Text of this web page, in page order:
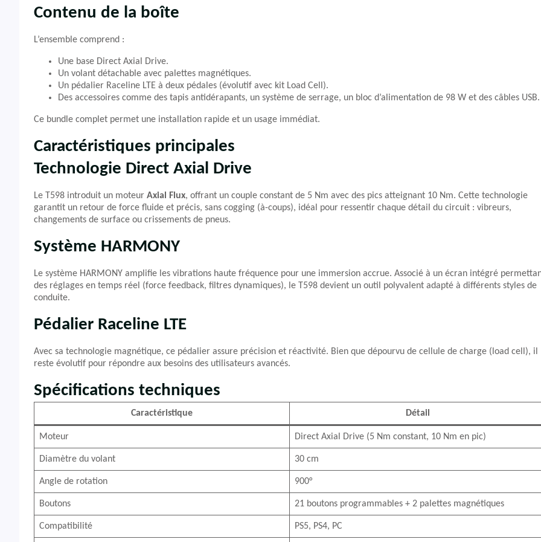
Contenu de la boîte
L’ensemble comprend :
Une base Direct Axial Drive.
Un volant détachable avec palettes magnétiques.
Un pédalier Raceline LTE à deux pédales (évolutif avec kit Load Cell).
Des accessoires comme des tapis antidérapants, un système de serrage, un bloc d’alimentation de 98 W et des câbles USB.
Ce bundle complet permet une installation rapide et un usage immédiat.
Caractéristiques principales
Technologie Direct Axial Drive
Le T598 introduit un moteur Axial Flux, offrant un couple constant de 5 Nm avec des pics atteignant 10 Nm. Cette technologie
garantit un retour de force fluide et précis, sans cogging (à-coups), idéal pour ressentir chaque détail du circuit : vibreurs,
changements de surface ou crissements de pneus.
Système HARMONY
Le système HARMONY amplifie les vibrations haute fréquence pour une immersion accrue. Associé à un écran intégré
des réglages en temps réel (force feedback, filtres dynamiques), le T598 devient un outil polyvalent adapté à différents styles de
conduite.
Pédalier Raceline LTE
Avec sa technologie magnétique, ce pédalier assure précision et réactivité. Bien que dépourvu de cellule de charge (load cell), il
reste évolutif pour répondre aux besoins des utilisateurs avancés.
Spécifications techniques
Caractéristique Détail
Moteur Direct Axial Drive (5 Nm constant, 10 Nm en pic)
Diamètre du volant 30 cm
Angle de rotation 900°
Boutons 21 boutons programmables + 2 palettes magnétiques
Compatibilité PS5, PS4, PC